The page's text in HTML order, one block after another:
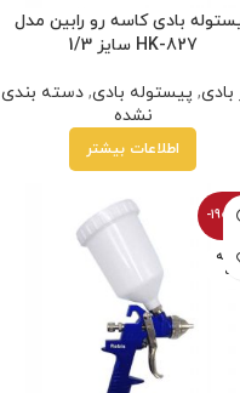
بادی کاسه رو رابین مدل
HK-827 سایز 1/3
بادی, پیستوله بادی, دسته بندی
نشده
اطلاعات بیشتر
-